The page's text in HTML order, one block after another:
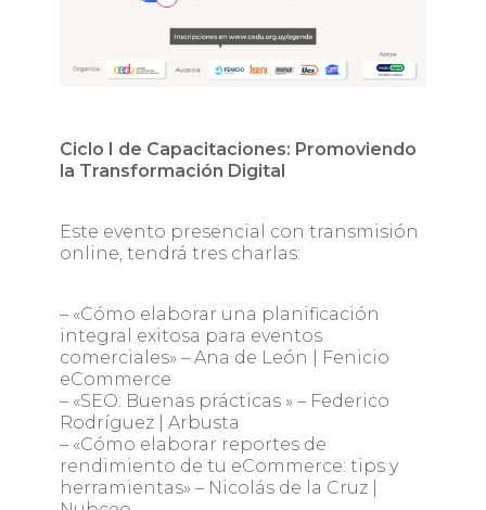
Ciclo I de Capacitaciones: Promoviendo
la Transformación Digital
Este evento presencial con transmisión
online, tendrá tres charlas:
– «Cómo elaborar una planificación
integral exitosa para eventos
comerciales» – Ana de León | Fenicio
eCommerce
– «SEO: Buenas prácticas » – Federico
Rodríguez | Arbusta
– «Cómo elaborar reportes de
rendimiento de tu eCommerce: tips y
herramientas» – Nicolás de la Cruz |